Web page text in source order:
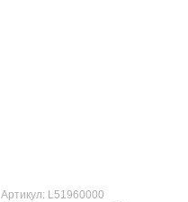
Артикул: L51960000